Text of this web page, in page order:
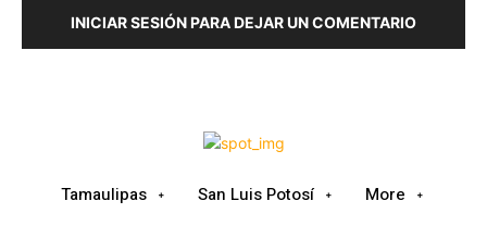
INICIAR SESIÓN PARA DEJAR UN COMENTARIO